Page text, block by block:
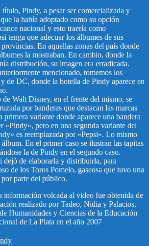
Pindy, a pesar ser comercializada y
la había adoptado como su opción
nacional y esto traería como
tenga que adecuar los álbumes de sus
En aquellas zonas del país donde
la mostraban. En cambio, donde la
distribución, su imagen era erradicada.
mencionado, tomemos los
de DC, donde la botella de Pindy aparece en
Walt Disney, en el frente del mismo, se
por banderas que destacan las marcas
primera variante donde aparece una bandera
«Pindy», pero en una segunda variante del
es reemplazada por «Pepsi». Lo mismo
En el primer caso se ilustran las tapitas
la de Pindy en el segundo caso.
dejó de elaborarla y distribuirla, para
de los Toros Pomelo, gaseosa que tuvo una
parte del público.
información volcada al video fue obtenida de
realizado por Tadeo, Nidia y Palacios,
Humanidades y Ciencias de la Educación
de La Plata en el año 2007